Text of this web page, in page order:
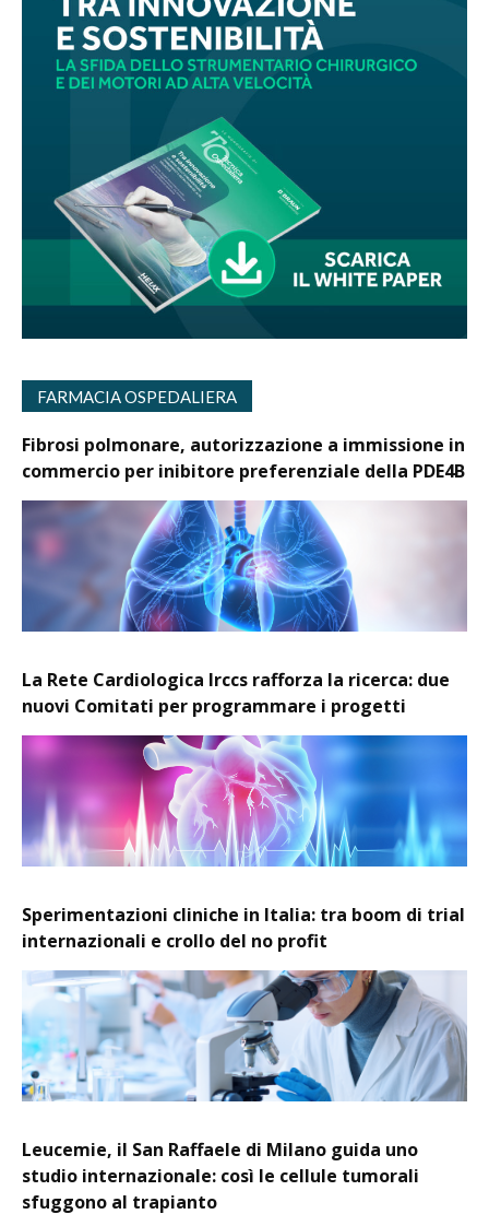
FARMACIA OSPEDALIERA
Fibrosi polmonare, autorizzazione a immissione in
commercio per inibitore preferenziale della PDE4B
La Rete Cardiologica Irccs rafforza la ricerca: due
nuovi Comitati per programmare i progetti
Sperimentazioni cliniche in Italia: tra boom di trial
internazionali e crollo del no profit
Leucemie, il San Raffaele di Milano guida uno
studio internazionale: così le cellule tumorali
sfuggono al trapianto